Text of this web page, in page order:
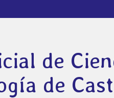
de
de